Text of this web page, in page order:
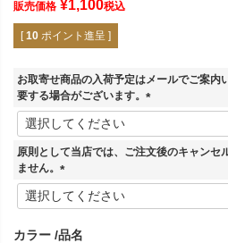
販売価格 ¥1,100税込
[ 10 ポイント進呈 ]
お取寄せ商品の入荷予定はメールでご案内
要する場合がございます。
(
須
原則として当店では、ご注文後のキャンセ
ません。
(
必
)
カラー 品名